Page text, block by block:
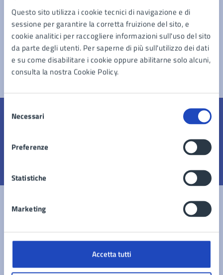
Questo sito utilizza i cookie tecnici di navigazione e di
sessione per garantire la corretta fruizione del sito, e
cookie analitici per raccogliere informazioni sull'uso del sito
da parte degli utenti. Per saperne di più sull'utilizzo dei dati
e su come disabilitare i cookie oppure abilitarne solo alcuni,
consulta la nostra Cookie Policy.
delNecessari
Preferenze
Statistiche
Marketing
Accetta tutti
Richiedere una pubblicazione di matrimonio
Vedi altri 5
Quanto sono chiare le informazioni su questa
Richiedi assistenza